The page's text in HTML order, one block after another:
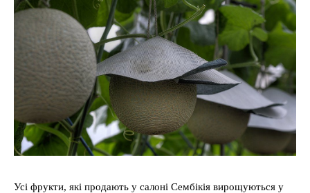
Усі фрукти, які продають у салоні Сембікія вирощуються у